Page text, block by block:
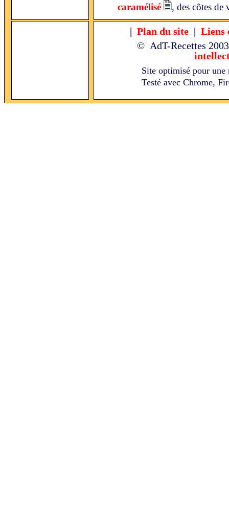
caramélisé
, des côtes de
| Plan du site | Liens
© AdT-Recettes
Site optimisé pour
Testé avec Chrome,